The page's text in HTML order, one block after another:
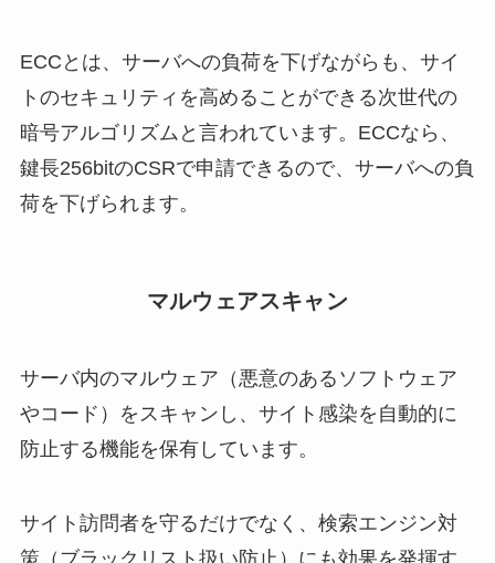
ECCとは、サーバへの負荷を下げながらも、サイ
トのセキュリティを高めることができる次世代の
暗号アルゴリズムと言われています。ECCなら、
鍵長256bitのCSRで申請できるので、サーバへの負
荷を下げられます。
マルウェアスキャン
サーバ内のマルウェア（悪意のあるソフトウェア
やコード）をスキャンし、サイト感染を自動的に
防止する機能を保有しています。
サイト訪問者を守るだけでなく、検索エンジン対